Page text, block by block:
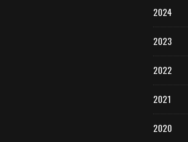
2024
2023
2022
2021
2020